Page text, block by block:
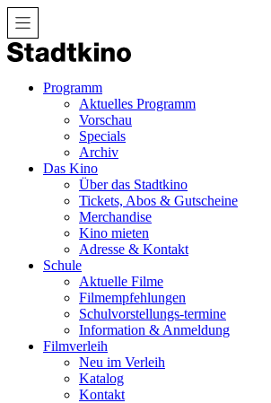
Zum
Inhalt
Programm
Aktuelles Programm
Vorschau
Specials
Archiv
Das Kino
Über das Stadtkino
Tickets, Abos & Gutscheine
Merchandise
Kino mieten
Adresse & Kontakt
Schule
Aktuelle Filme
Filmempfehlungen
Schulvorstellungs-termine
Information & Anmeldung
Filmverleih
Neu im Verleih
Katalog
Kontakt